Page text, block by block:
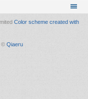
Color scheme created with
© Qiaeru